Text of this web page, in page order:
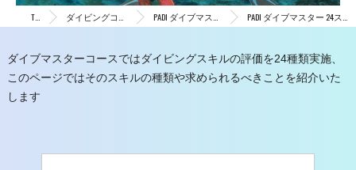
TOP ダイビングコース PADI ダイブマスター PADI ダイブマスター 24スキル
ダイブマスターコースではダイビングスキルの評価を24種類実施、
このページではそのスキルの種類や求められるべきことを紹介いた
します